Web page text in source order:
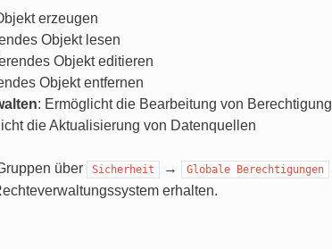
erzeugen
Objekt lesen
Objekt editieren
Objekt entfernen
: Ermöglicht die Bearbeitung von
die Aktualisierung von Datenquellen
über Sicherheit → Globale Berechtigungen
erhalten.